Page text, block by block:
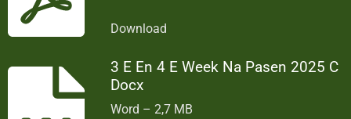
Download
3 E En 4 E Week Na Pasen 2025 C
Docx
Word – 2,7 MB